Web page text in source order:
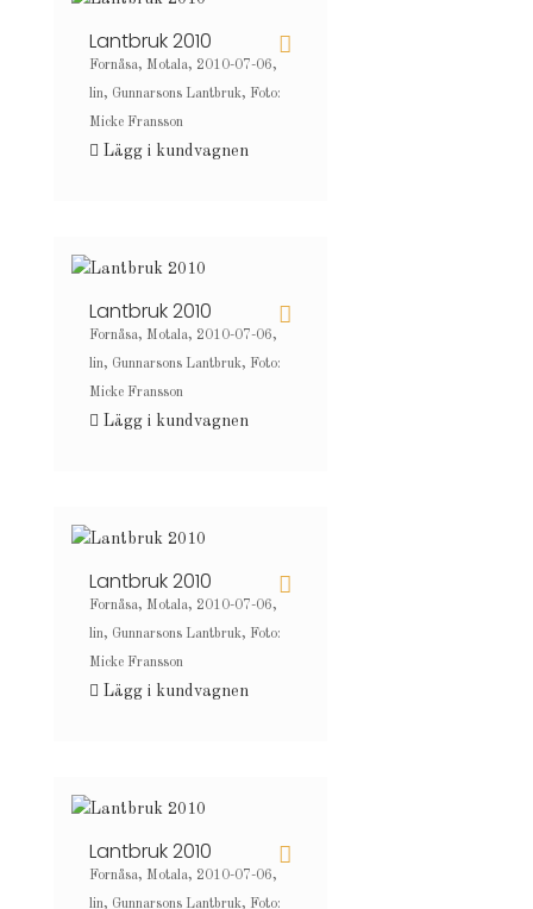
Lantbruk 2010
Fornåsa, Motala, 2010-07-06,
lin, Gunnarsons Lantbruk, Foto:
Micke Fransson
Lägg i kundvagnen
Lantbruk 2010
Fornåsa, Motala, 2010-07-06,
lin, Gunnarsons Lantbruk, Foto:
Micke Fransson
Lägg i kundvagnen
Lantbruk 2010
Fornåsa, Motala, 2010-07-06,
lin, Gunnarsons Lantbruk, Foto:
Micke Fransson
Lägg i kundvagnen
Lantbruk 2010
Fornåsa, Motala, 2010-07-06,
lin, Gunnarsons Lantbruk, Foto: